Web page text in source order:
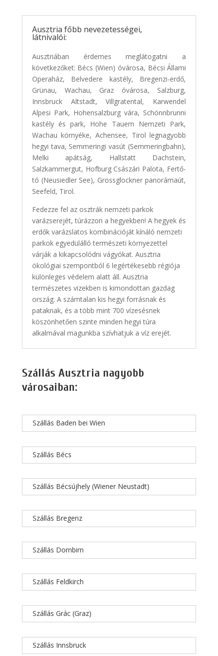
Ausztria főbb nevezetességei,
látnivalói:
Ausztriában érdemes meglátogatni a
következőket: Bécs (Wien) óvárosa, Bécsi Állami
Operaház, Belvedere kastély, Bregenzi-erdő,
Grünau, Wachau, Graz óvárosa, Salzburg,
Innsbruck Altstadt, Villgratental, Karwendel
Alpesi Park, Hohensalzburg vára, Schönnbrunni
kastély és park, Hohe Tauern Nemzeti Park,
Wachau környéke, Achensee, Tirol legnagyobb
hegyi tava, Semmeringi vasút (Semmeringbahn),
Melki apátság, Hallstatt Dachstein,
Salzkammergut, Hofburg Császári Palota, Fertő-
tó (Neusiedler See), Grossglockner panorámaút,
Seefeld, Tirol.
Fedezze fel az osztrák nemzeti parkok
varázserejét, túrázzon a hegyekben! A hegyek és
erdők varázslatos kombinációját kínáló nemzeti
parkok egyedülálló természeti környezettel
várják a kikapcsolódni vágyókat. Ausztria
ökológiai szempontból 6 legértékesebb régiója
különleges védelem alatt áll. Ausztria
természetes vizekben is kimondottan gazdag
ország. A számtalan kis hegyi forrásnak és
pataknak, és a több mint 700 vízesésnek
köszönhetően szinte minden hegyi túra
alkalmával magunkba szívhatjuk a víz erejét.
Szállás Ausztria nagyobb
városaiban:
Szállás Baden bei Wien
Szállás Bécs
Szállás Bécsújhely (Wiener Neustadt)
Szállás Bregenz
Szállás Dornbirn
Szállás Feldkirch
Szállás Grác (Graz)
Szállás Innsbruck